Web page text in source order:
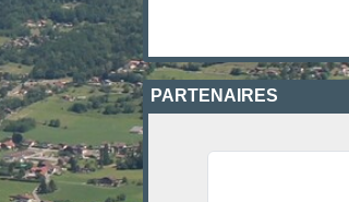
PARTENAIRES